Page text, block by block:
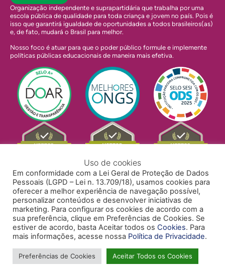
Organização independente e suprapartidária que trabalha por uma
escola pública de qualidade para toda criança e jovem no país. Pois é
isso que garantirá igualdade de oportunidades a todos brasileiros(as)
e, de fato, mudará o Brasil para melhor.
Nosso foco é atuar para que o poder público formule e implemente
políticas públicas educacionais de maneira mais efetiva.
POLÍTICA DE PRIVACIDADE
ACESSIBILIDADE
TRABALHE CONOSCO
Uso de cookies
Em conformidade com a Lei Geral de Proteção de Dados
Pessoais (LGPD – Lei n. 13.709/18), usamos cookies para
oferecer a melhor experiência de navegação possível,
personalizar conteúdos e desenvolver iniciativas de
marketing. Para configurar os cookies de acordo com a
sua preferência, clique em Preferências de Cookies. Se
estiver de acordo, basta Aceitar todos os Cookies. Para
mais informações, acesse nossa Política de Privacidade.
Preferências de Cookies Aceitar Todos os Cookies